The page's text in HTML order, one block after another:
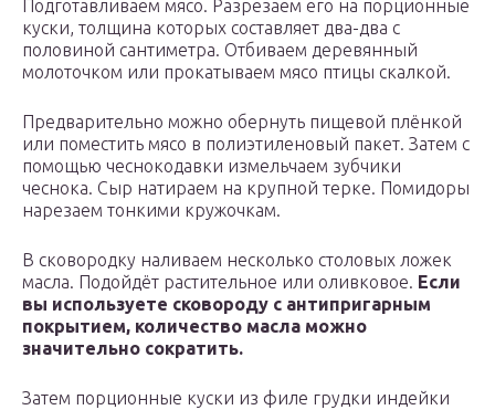
Подготавливаем мясо. Разрезаем его на порционные
куски, толщина которых составляет два-два с
половиной сантиметра. Отбиваем деревянный
молоточком или прокатываем мясо птицы скалкой.
Предварительно можно обернуть пищевой плёнкой
или поместить мясо в полиэтиленовый пакет. Затем с
помощью чеснокодавки измельчаем зубчики
чеснока. Сыр натираем на крупной терке. Помидоры
нарезаем тонкими кружочкам.
В сковородку наливаем несколько столовых ложек
масла. Подойдёт растительное или оливковое. Если
вы используете сковороду с антипригарным
покрытием, количество масла можно
значительно сократить.
Затем порционные куски из филе грудки индейки